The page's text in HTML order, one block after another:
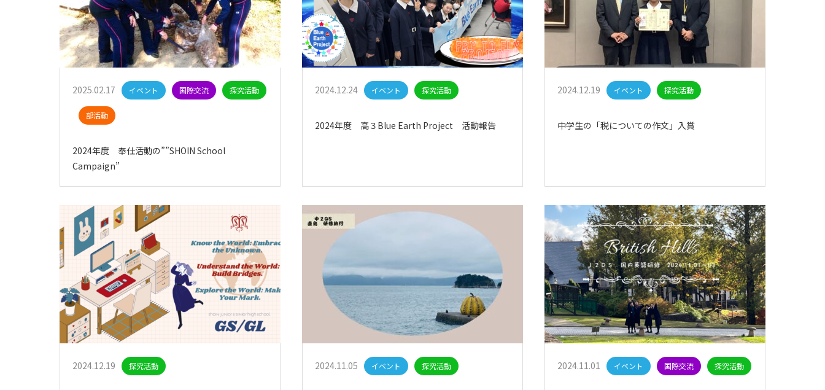
2025.02.17 イベント 国際交流 探究活動
部活動
2024年度 奉仕活動の””SHOIN School
Campaign”
2024.12.24 イベント 探究活動
2024年度 高３Blue Earth Project 活動報告
2024.12.19 イベント 探究活動
中学生の「税についての作文」入賞
2024.12.19 探究活動 2024.11.05 イベント 探究活動 2024.11.01 イベント 国際交流 探究活動